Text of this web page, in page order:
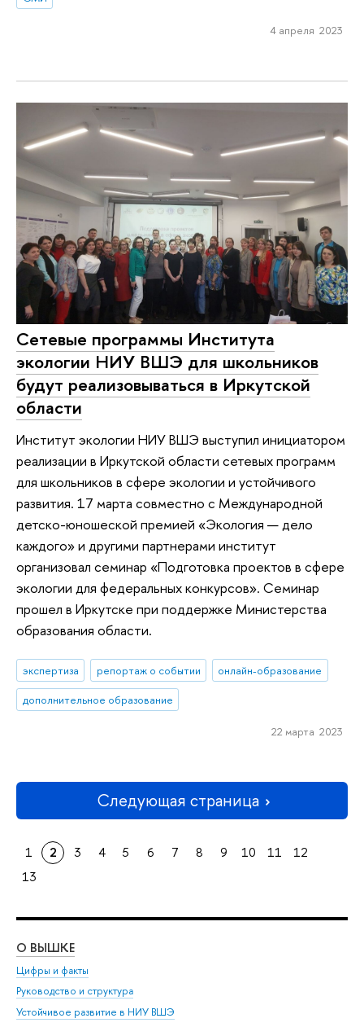
4 апреля 2023
Сетевые программы Института
экологии НИУ ВШЭ для школьников
будут реализовываться в Иркутской
области
Институт экологии НИУ ВШЭ выступил инициатором
реализации в Иркутской области сетевых программ
для школьников в сфере экологии и устойчивого
развития. 17 марта совместно с Международной
детско-юношеской премией «Экология — дело
каждого» и другими партнерами институт
организовал семинар «Подготовка проектов в сфере
экологии для федеральных конкурсов». Семинар
прошел в Иркутске при поддержке Министерства
образования области.
экспертиза репортаж о событии
онлайн-образование
дополнительное образование
22 марта 2023
Следующая страница
1 2 3 4 5 6 7 8 9 10 11
12
13
О ВЫШКЕ
Цифры и факты
Руководство и структура
Устойчивое развитие в НИУ ВШЭ